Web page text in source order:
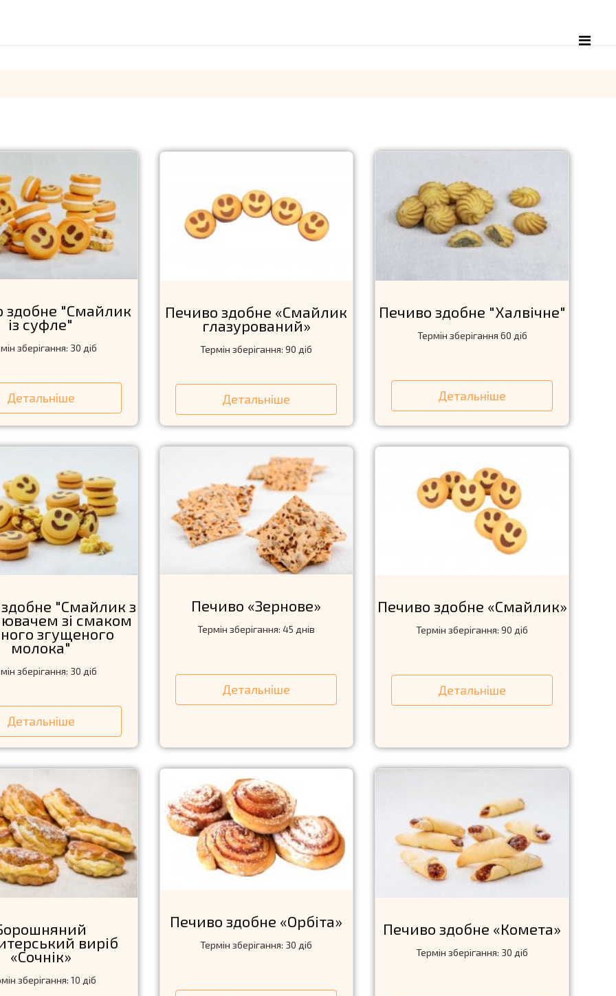
здобне "Смайлик
із суфле"
зберігання: 30 діб
Детальніше
Печиво здобне «Смайлик
глазурований»
Термін зберігання: 90 діб
Детальніше
Печиво здобне "Халвiчне"
Термін зберiгання 60 діб
Детальніше
"Смайлик з
зі смаком
згущеного
молока"
зберігання: 30 діб
Детальніше
Печиво «Зернове»
Термін зберігання: 45 днів
Детальніше
Печиво здобне «Смайлик»
Термін зберігання: 90 діб
Детальніше
виріб
«Сочнік»
зберігання: 10 діб
Печиво здобне «Орбiта»
Термін зберігання: 30 діб
Печиво здобне «Комета»
Термін зберігання: 30 діб